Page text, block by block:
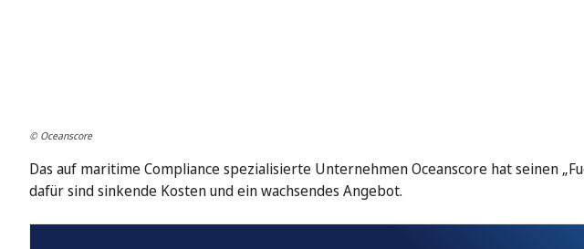
© Oceanscore
Das auf maritime Compliance spezialisierte Unternehmen Oceanscore hat seinen
dafür sind sinkende Kosten und ein wachsendes Angebot.